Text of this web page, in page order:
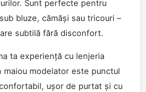
Sunt perfecte pentru
bluze, cămăși sau tricouri –
subtilă fără disconfort.
ta experiență cu lenjeria
maiou modelator este punctul
ușor de purtat și cu